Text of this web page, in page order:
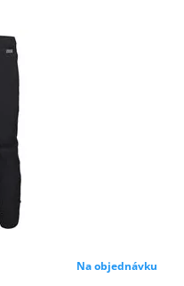
Na objednávku